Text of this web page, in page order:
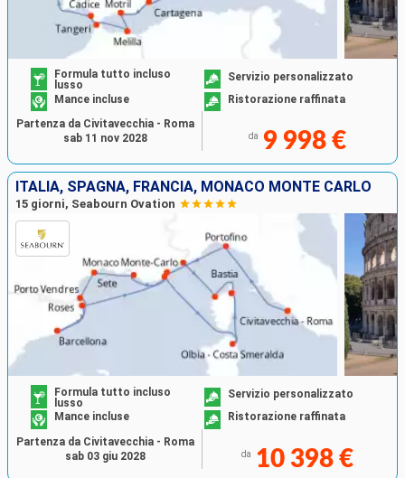
Formula tutto incluso
lusso
Servizio personalizzato
Mance incluse
Ristorazione raffinata
da 9 998 €
Partenza da Civitavecchia - Roma
sab 11 nov 2028
ITALIA, SPAGNA, FRANCIA, MONACO MONTE CARLO
15 giorni, Seabourn Ovation
Formula tutto incluso
lusso
Servizio personalizzato
Mance incluse
Ristorazione raffinata
da 10 398 €
Partenza da Civitavecchia - Roma
sab 03 giu 2028